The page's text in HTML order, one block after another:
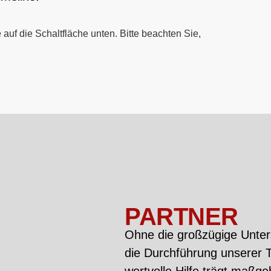
die Schaltfläche unten. Bitte beachten Sie,
PARTNER
Ohne die großzügige
die Durchführung unserer